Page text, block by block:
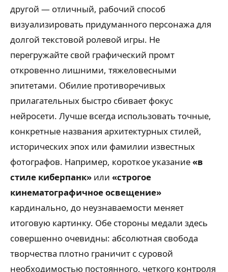
другой — отличный, рабочий способ
визуализировать придуманного персонажа для
долгой текстовой ролевой игры. Не
перегружайте свой графический промт
откровенно лишними, тяжеловесными
эпитетами. Обилие противоречивых
прилагательных быстро сбивает фокус
нейросети. Лучше всегда использовать точные,
конкретные названия архитектурных стилей,
исторических эпох или фамилии известных
фотографов. Например, короткое указание«в
стиле киберпанк» или «строгое
кинематографичное освещение»
кардинально, до неузнаваемости меняет
итоговую картинку. Обе стороны медали здесь
совершенно очевидны: абсолютная свобода
творчества плотно граничит с суровой
необходимостью постоянного, четкого контроля